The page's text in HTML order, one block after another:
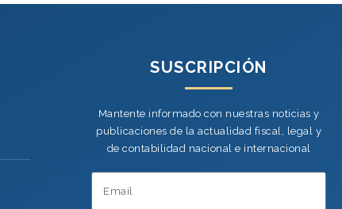
SUSCRIPCIÓN
Mantente informado con nuestras noticias y
publicaciones de la actualidad fiscal, legal y
de contabilidad nacional e internacional